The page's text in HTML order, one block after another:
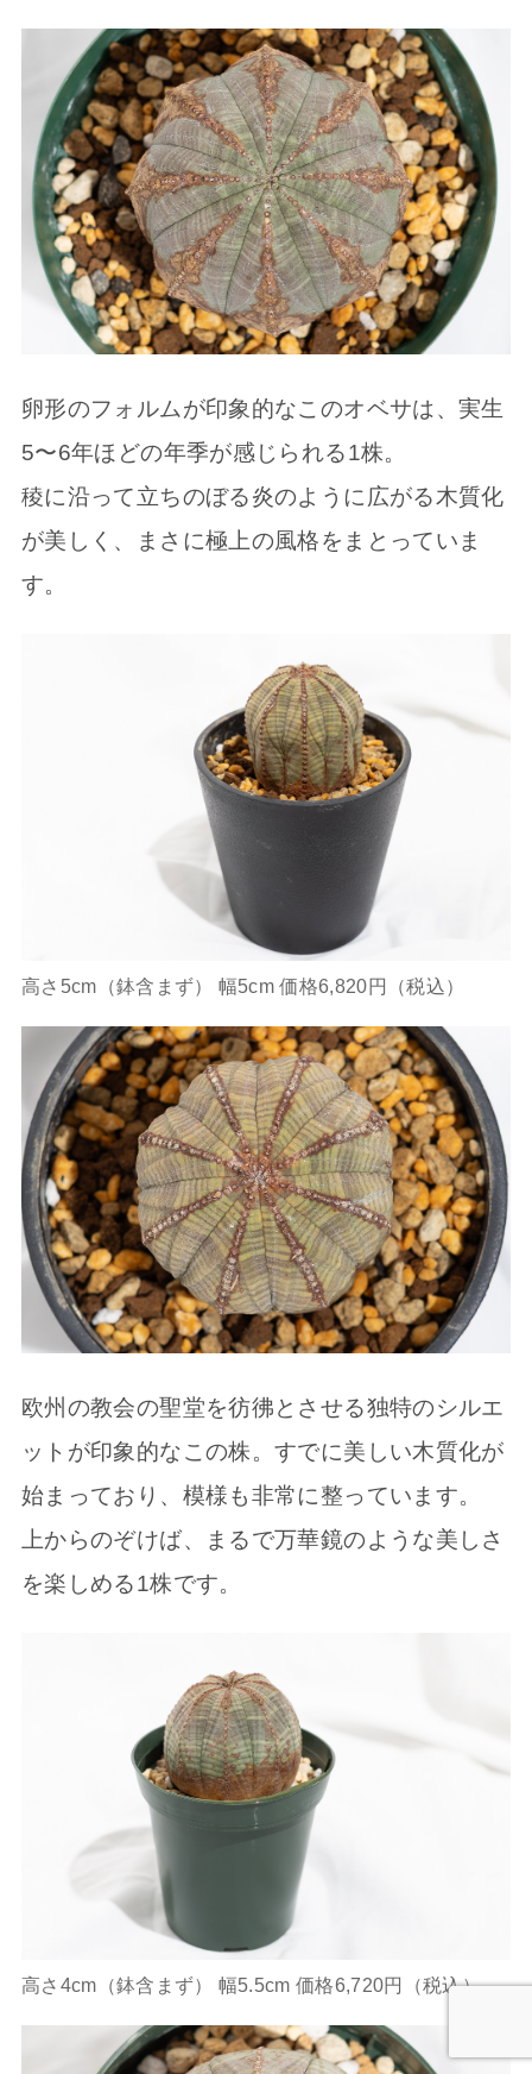
卵形のフォルムが印象的なこのオベサは、実生
5〜6年ほどの年季が感じられる1株。
稜に沿って立ちのぼる炎のように広がる木質化
が美しく、まさに極上の風格をまとっていま
す。
高さ5cm（鉢含まず） 幅5cm 価格6,820円（税込）
欧州の教会の聖堂を彷彿とさせる独特のシルエ
ットが印象的なこの株。すでに美しい木質化が
始まっており、模様も非常に整っています。
上からのぞけば、まるで万華鏡のような美しさ
を楽しめる1株です。
高さ4cm（鉢含まず） 幅5.5cm 価格6,720円（税込）